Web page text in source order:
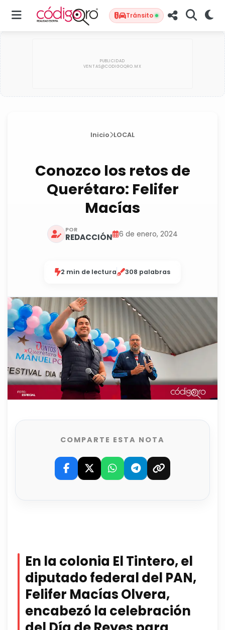
Tránsito
Inicio LOCAL
Conozco los retos de
Querétaro: Felifer
Macías
POR
REDACCIÓN 6 de enero, 2024
2 min de lectura 308 palabras
COMPARTE ESTA NOTA
En la colonia El Tintero, el
diputado federal del PAN,
Felifer Macías Olvera,
encabezó la celebración